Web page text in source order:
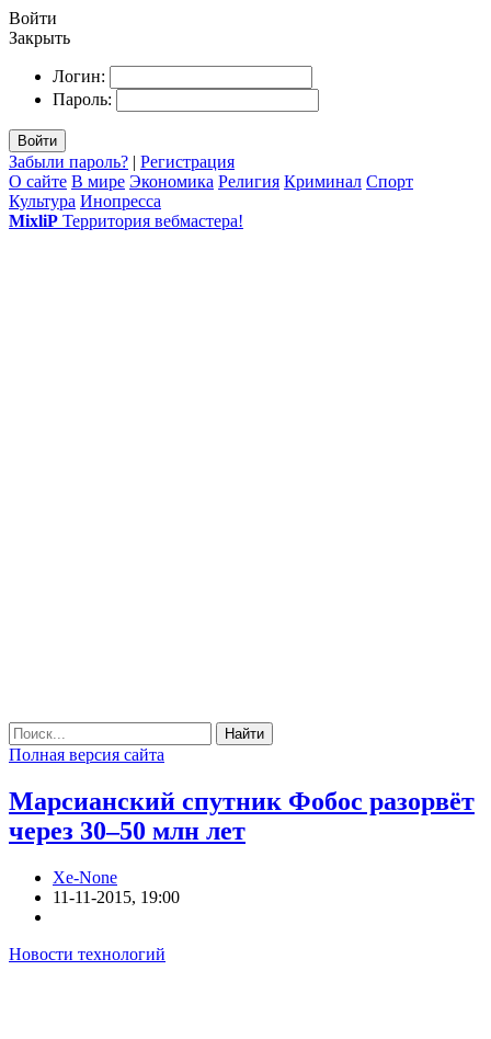
Войти
Закрыть
Логин:
Пароль:
Войти
Забыли пароль? | Регистрация
О сайте В мире Экономика Религия Криминал Спорт
Культура Инопресса
MixliP Территория вебмастера!
Найти
Полная версия сайта
Марсианский спутник Фобос разорвёт
через 30–50 млн лет
Xe-None
11-11-2015, 19:00
Новости технологий